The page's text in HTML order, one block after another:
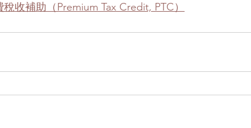
收補助（Premium Tax Credit, PTC）